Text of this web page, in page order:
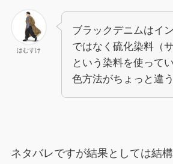
はむすけ
ブラックデニムはイ
ではなく硫化染料（
という染料を使って
色方法がちょっと違
ネタバレですが結果としては結